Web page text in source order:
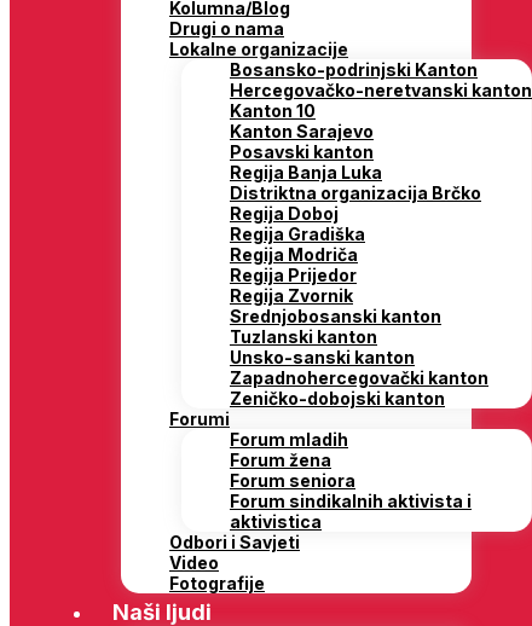
Kolumna/Blog
Drugi o nama
Lokalne organizacije
Bosansko-podrinjski Kanton
Hercegovačko-neretvanski kanton
Kanton 10
Kanton Sarajevo
Posavski kanton
Regija Banja Luka
Distriktna organizacija Brčko
Regija Doboj
Regija Gradiška
Regija Modriča
Regija Prijedor
Regija Zvornik
Srednjobosanski kanton
Tuzlanski kanton
Unsko-sanski kanton
Zapadnohercegovački kanton
Zeničko-dobojski kanton
Forumi
Forum mladih
Forum žena
Forum seniora
Forum sindikalnih aktivista i
aktivistica
Odbori i Savjeti
Video
Fotografije
Naši ljudi